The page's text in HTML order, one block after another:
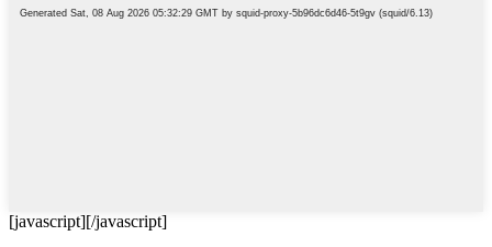
[javascript][/javascript]